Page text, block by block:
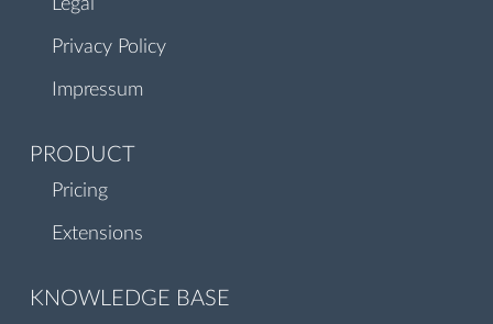
Legal
Privacy Policy
Impressum
PRODUCT
Pricing
Extensions
KNOWLEDGE BASE